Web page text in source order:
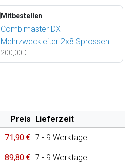
Mitbestellen
Combimaster DX -
Mehrzweckleiter 2x8 Sprossen
200,00 €
Preis Lieferzeit
71,90 € 7 - 9 Werktage
89,80 € 7 - 9 Werktage